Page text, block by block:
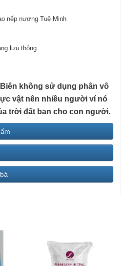
nếp nương Tuệ Minh
lưu thông
không sử dụng phân vô
vật nên nhiều người ví nó
trời đất ban cho con người.